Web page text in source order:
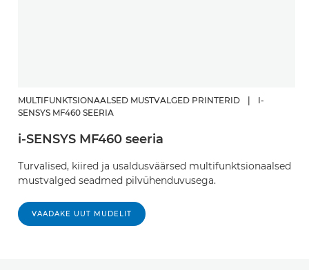
MULTIFUNKTSIONAALSED MUSTVALGED PRINTERID
I-
SENSYS MF460 SEERIA
i-SENSYS MF460 seeria
Turvalised, kiired ja usaldusväärsed multifunktsionaalsed
mustvalged seadmed pilvühenduvusega.
VAADAKE UUT MUDELIT